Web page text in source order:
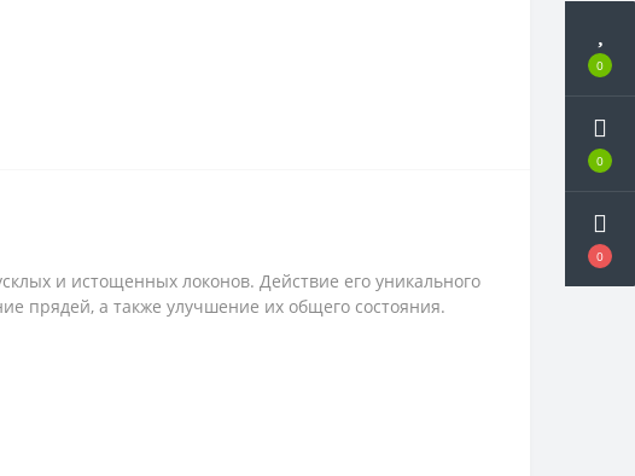
0
0
0
и истощенных локонов. Действие его уникального
прядей, а также улучшение их общего состояния.